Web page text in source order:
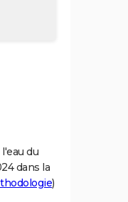
du
dans la
)